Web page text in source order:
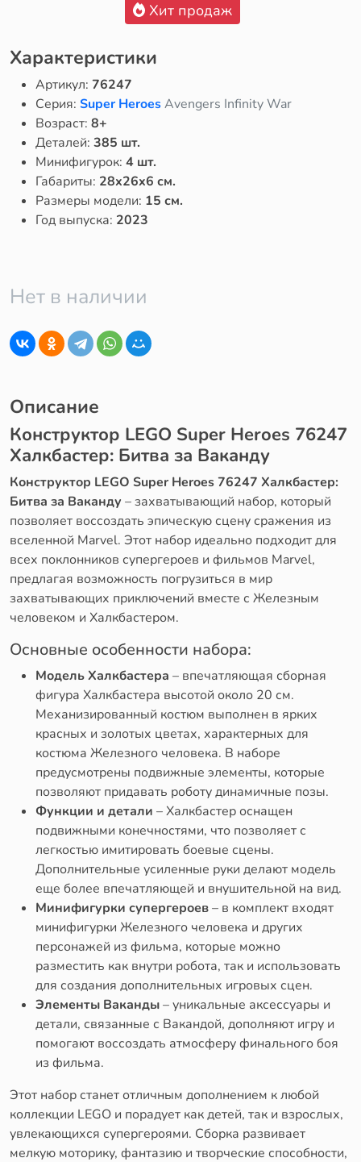
Хит продаж
Характеристики
Артикул: 76247
Серия: Super HeroesAvengers Infinity War
Возраст: 8+
Деталей: 385 шт.
Минифигурок: 4 шт.
Габариты: 28x26x6 см.
Размеры модели: 15 см.
Год выпуска: 2023
Нет в наличии
Описание
Конструктор LEGO Super Heroes 76247
Халкбастер: Битва за Ваканду
Конструктор LEGO Super Heroes 76247 Халкбастер:
Битва за Ваканду – захватывающий набор, который
позволяет воссоздать эпическую сцену сражения из
вселенной Marvel. Этот набор идеально подходит для
всех поклонников супергероев и фильмов Marvel,
предлагая возможность погрузиться в мир
захватывающих приключений вместе с Железным
человеком и Халкбастером.
Основные особенности набора:
Модель Халкбастера – впечатляющая сборная
фигура Халкбастера высотой около 20 см.
Механизированный костюм выполнен в ярких
красных и золотых цветах, характерных для
костюма Железного человека. В наборе
предусмотрены подвижные элементы, которые
позволяют придавать роботу динамичные позы.
Функции и детали – Халкбастер оснащен
подвижными конечностями, что позволяет с
легкостью имитировать боевые сцены.
Дополнительные усиленные руки делают модель
еще более впечатляющей и внушительной на вид.
Минифигурки супергероев– в комплект входят
минифигурки Железного человека и других
персонажей из фильма, которые можно
разместить как внутри робота, так и использовать
для создания дополнительных игровых сцен.
Элементы Ваканды– уникальные аксессуары и
детали, связанные с Вакандой, дополняют игру и
помогают воссоздать атмосферу финального боя
из фильма.
Этот набор станет отличным дополнением к любой
коллекции LEGO и порадует как детей, так и взрослых,
увлекающихся супергероями. Сборка развивает
мелкую моторику, фантазию и творческие способности,